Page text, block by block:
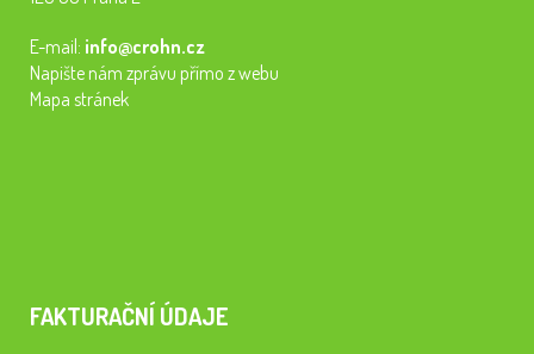
E-mail: info@crohn.cz
Napište nám zprávu přímo z webu
Mapa stránek
FAKTURAČNÍ ÚDAJE